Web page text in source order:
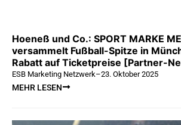
Hoeneß und Co.: SPORT MARKE
versammelt Fußball-Spitze in
Rabatt auf Ticketpreise [Partner-
ESB Marketing Netzwerk–23. Oktober 2025
MEHR LESEN